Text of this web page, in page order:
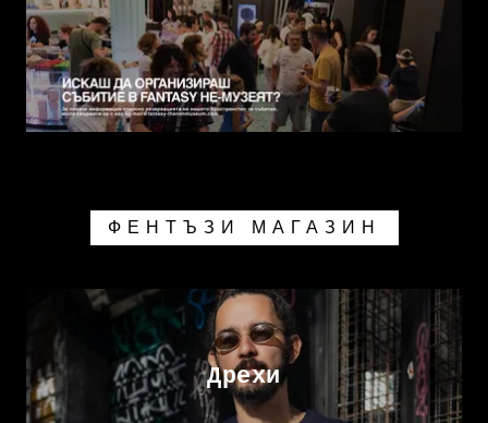
ФЕНТЪЗИ МАГАЗИН
Дрехи